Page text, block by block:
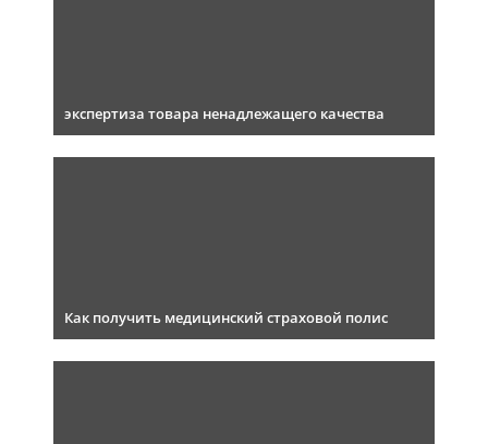
экспертиза товара ненадлежащего качества
Как получить медицинский страховой полис